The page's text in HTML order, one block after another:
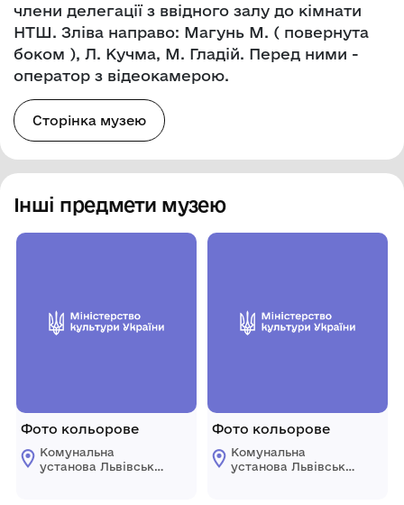
члени делегації з ввідного залу до кімнати
НТШ. Зліва направо: Магунь М. ( повернута
боком ), Л. Кучма, М. Гладій. Перед ними -
оператор з відеокамерою.
Сторінка музею
Інші предмети музею
Фото кольорове
Комунальна
установа Львівської
Фото кольорове
Комунальна
установа Львівської